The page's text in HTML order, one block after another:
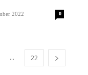
2022 0
... 22